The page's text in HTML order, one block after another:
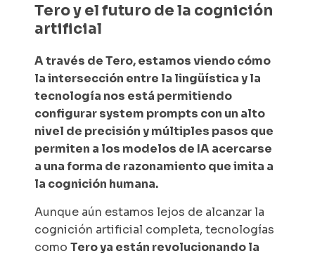
Tero y el futuro de la cognición
artificial
A través de Tero, estamos viendo cómo
la intersección entre la lingüística y la
tecnología nos está permitiendo
configurar system prompts con un alto
nivel de precisión y múltiples pasos que
permiten a los modelos de IA acercarse
a una forma de razonamiento que imita a
la cognición humana.
Aunque aún estamos lejos de alcanzar la
cognición artificial completa, tecnologías
como Tero ya están revolucionando la